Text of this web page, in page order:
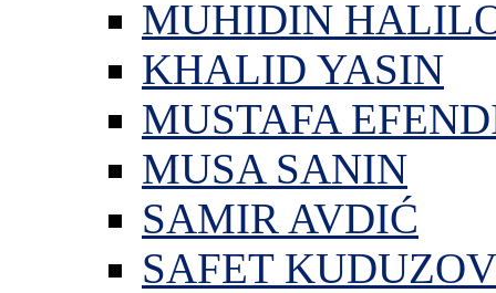
MUHIDIN
KHALID YASIN
MUSTAFA
MUSA SANIN
SAMIR AVDIĆ
SAFET